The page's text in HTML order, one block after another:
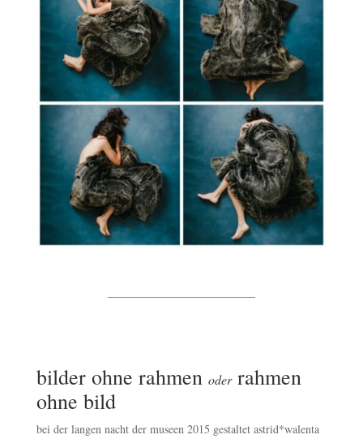
bilder ohne rahmen oderrahmen
ohne bild
bei der langen nacht der museen 2015 gestaltet astrid*walenta